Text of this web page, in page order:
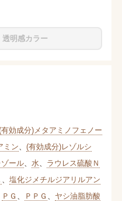
透明感カラー
有効成分)メタアミノフェノー
ミン
(有効成分)レゾルシ
ール、 水
ラウレス硫酸Ｎ
塩化ジメチルジアリルアン
ＰＧ ＰＰＧ
ヤシ油脂肪酸